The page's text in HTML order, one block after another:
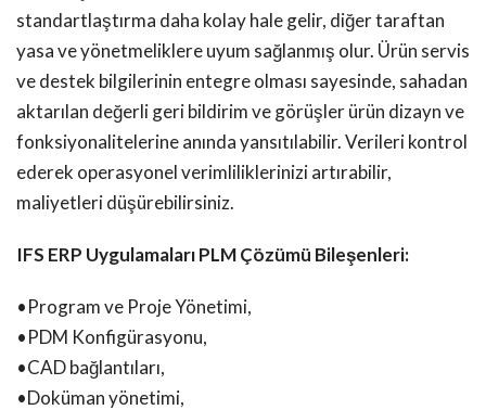
standartlaştırma daha kolay hale gelir, diğer taraftan
yasa ve yönetmeliklere uyum sağlanmış olur. Ürün servis
ve destek bilgilerinin entegre olması sayesinde, sahadan
aktarılan değerli geri bildirim ve görüşler ürün dizayn ve
fonksiyonalitelerine anında yansıtılabilir. Verileri kontrol
ederek operasyonel verimliliklerinizi artırabilir,
maliyetleri düşürebilirsiniz.
IFS ERP Uygulamaları PLM Çözümü Bileşenleri:
•Program ve Proje Yönetimi,
•PDM Konfigürasyonu,
•CAD bağlantıları,
•Doküman yönetimi,